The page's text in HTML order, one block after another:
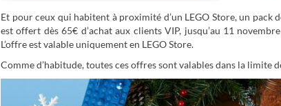
Et pour ceux qui habitent à proximité d’un LEGO Store, un pack
est offert dès 65€ d’achat aux clients VIP, jusqu’au 11
L’offre est valable uniquement en LEGO Store.
Comme d’habitude, toutes ces offres sont valables dans la limite